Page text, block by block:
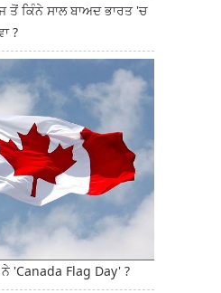
ਤੋਂ ਕਿੰਨੇ ਸਾਲ ਬਾਅਦ ਭਾਰਤ 'ਚ
?
'Canada Flag Day' ?